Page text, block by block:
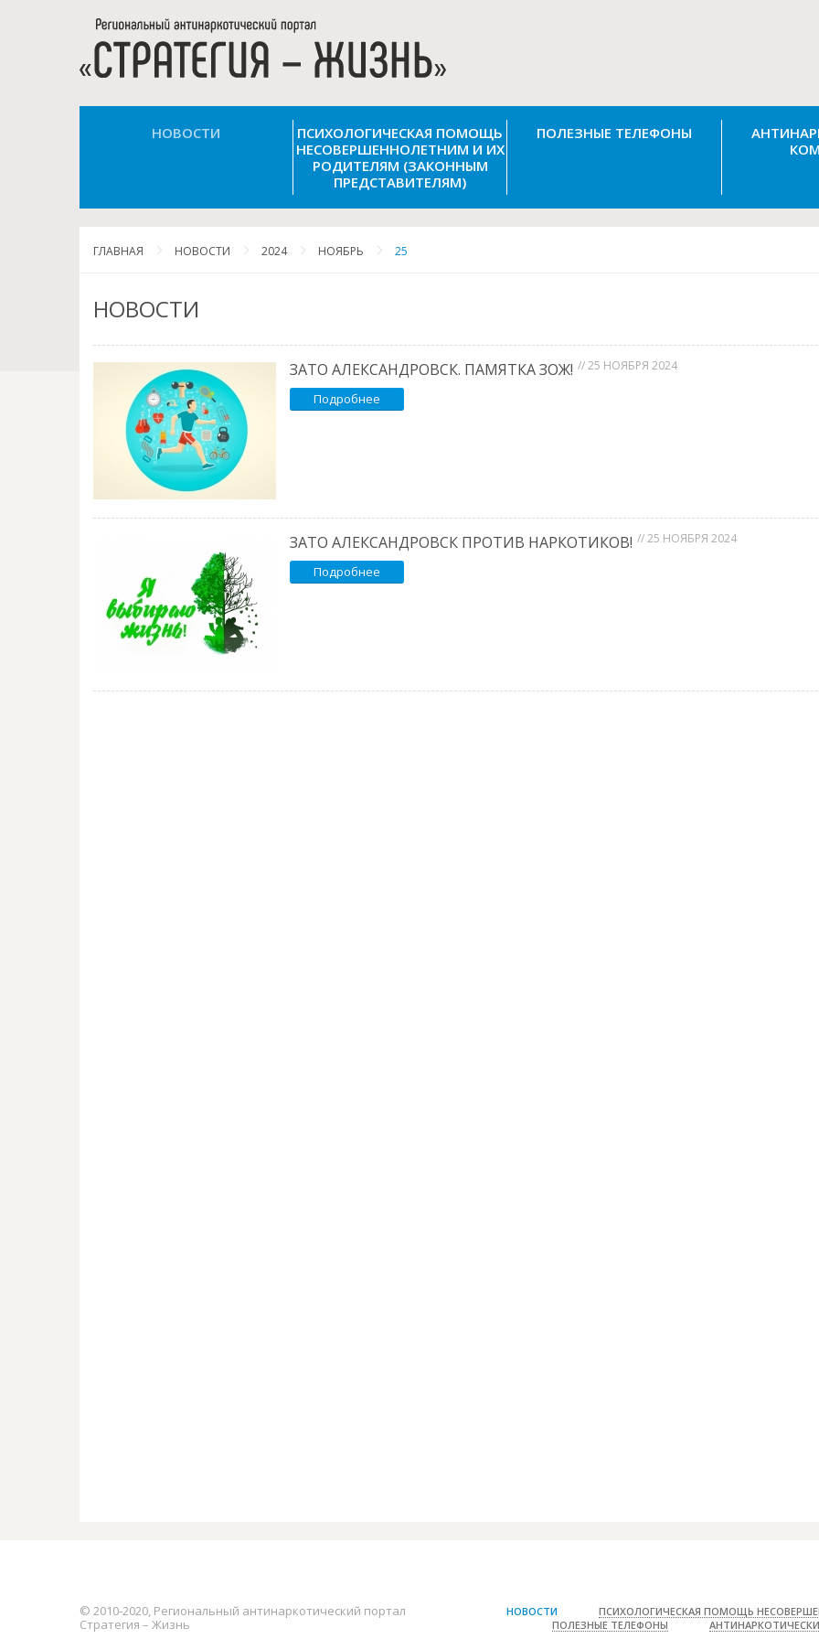
НОВОСТИ
ПСИХОЛОГИЧЕСКАЯ ПОМОЩЬ
НЕСОВЕРШЕННОЛЕТНИМ И ИХ
РОДИТЕЛЯМ (ЗАКОННЫМ
ПРЕДСТАВИТЕЛЯМ)
ПОЛЕЗНЫЕ ТЕЛЕФОНЫ
ГЛАВНАЯ НОВОСТИ 2024 НОЯБРЬ 25
НОВОСТИ
ЗАТО АЛЕКСАНДРОВСК. ПАМЯТКА ЗОЖ! // 25 НОЯБРЯ 2024
Подробнее
ЗАТО АЛЕКСАНДРОВСК ПРОТИВ НАРКОТИКОВ! // 25 НОЯБРЯ 2024
Подробнее
© 2010-2020, Региональный антинаркотический портал
Стратегия – Жизнь
НОВОСТИ
ПСИХОЛОГИЧЕСКАЯ ПОМОЩЬ
ПОЛЕЗНЫЕ ТЕЛЕФОНЫ